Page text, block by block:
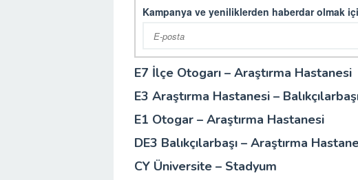
Kampanya ve yeniliklerden haberdar olmak
E7 İlçe Otogarı – Araştırma Hastanesi
E3 Araştırma Hastanesi –
E1 Otogar – Araştırma Hastanesi
DE3 Balıkçılarbaşı – Araştırma
CY Üniversite – Stadyum